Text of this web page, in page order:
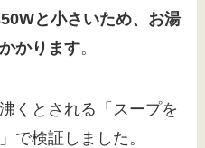
と小さいため、お湯
かります。
くとされる「スープを
で検証しました。